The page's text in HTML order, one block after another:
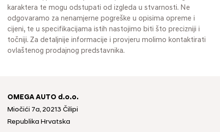
karaktera te mogu odstupati od izgleda u stvarnosti. Ne
odgovaramo za nenamjerne pogreške u opisima opreme i
cijeni, te u specifikacijama istih nastojimo biti što precizniji i
točniji. Za detaljnije informacije i provjeru molimo kontaktirati
ovlaštenog prodajnog predstavnika.
OMEGA AUTO d.o.o.
Miočići 7a, 20213 Čilipi
Republika Hrvatska